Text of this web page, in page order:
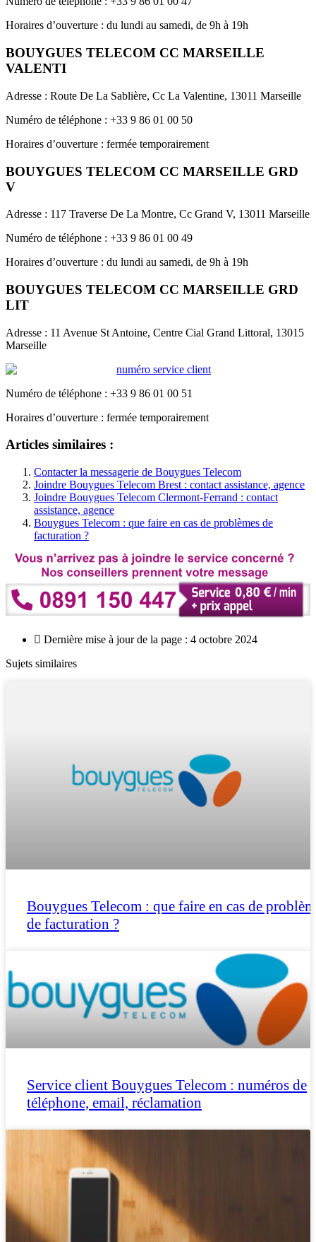
Horaires d’ouverture : du lundi au samedi, de 9h à 19h
BOUYGUES TELECOM CC MARSEILLE
VALENTI
Adresse : Route De La Sablière, Cc La Valentine, 13011 Marseille
Numéro de téléphone : +33 9 86 01 00 50
Horaires d’ouverture : fermée temporairement
BOUYGUES TELECOM CC MARSEILLE GRD
V
Adresse : 117 Traverse De La Montre, Cc Grand V, 13011 Marseille
Numéro de téléphone : +33 9 86 01 00 49
Horaires d’ouverture : du lundi au samedi, de 9h à 19h
BOUYGUES TELECOM CC MARSEILLE GRD
LIT
Adresse : 11 Avenue St Antoine, Centre Cial Grand Littoral, 13015
Marseille
Numéro de téléphone : +33 9 86 01 00 51
Horaires d’ouverture : fermée temporairement
Articles similaires :
Contacter la messagerie de Bouygues Telecom
Joindre Bouygues Telecom Brest : contact assistance, agence
Joindre Bouygues Telecom Clermont-Ferrand : contact
assistance, agence
Bouygues Telecom : que faire en cas de problèmes de
facturation ?
Dernière mise à jour de la page : 4 octobre 2024
Sujets similaires
Bouygues Telecom : que faire en cas de
de facturation ?
Service client Bouygues Telecom : numéros de
téléphone, email, réclamation